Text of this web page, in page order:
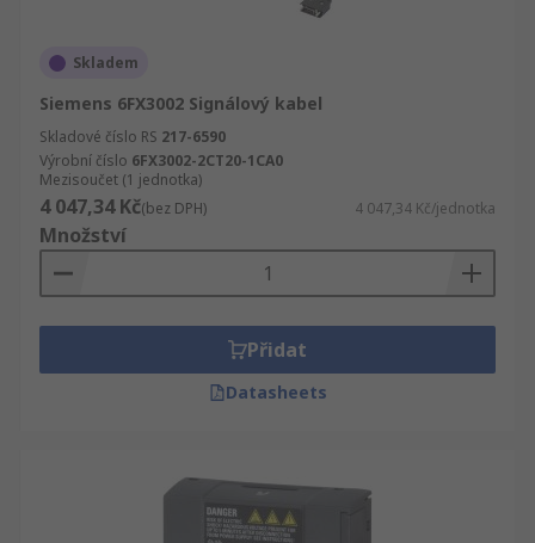
Skladem
Siemens 6FX3002 Signálový kabel
Skladové číslo RS 217-6590
Výrobní číslo 6FX3002-2CT20-1CA0
Mezisoučet (1 jednotka)
4 047,34 Kč(bez DPH) 4 047,34 Kč/jednotka
Množství
Přidat
Datasheets